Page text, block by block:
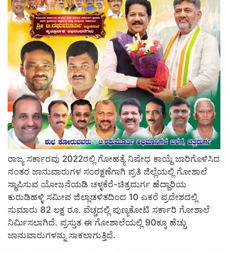
ರಾಜ್ಯ ಸರ್ಕಾರವು 2022ರಲ್ಲಿ ಗೋಹತ್ಯೆ ನಿಷೇಧ ಕಾಯ್ದೆ ಜಾರಿಗೊಳಿಸಿದ
ನಂತರ ಜಾನುವಾರುಗಳ ಸಂರಕ್ಷಣೆಗಾಗಿ ಪ್ರತಿ ಜಿಲ್ಲೆಯಲ್ಲಿ ಗೋಶಾಲೆ
ಸ್ಥಾಪಿಸುವ ಯೋಜನೆಯಡಿ ಚಳ್ಳಕೆರೆ-ಚಿತ್ರದುರ್ಗ ಹೆದ್ದಾರಿಯ
ಕುರುಡಿಹಳ್ಳಿ ಸಮೀಪ ಜಿಲ್ಲಾಡಳಿತದಿಂದ 10 ಎಕರೆ ಪ್ರದೇಶದಲ್ಲಿ
ಸುಮಾರು 82 ಲಕ್ಷ ರೂ. ವೆಚ್ಚದಲ್ಲಿ ಪುಣ್ಯಕೋಟಿ ಸರ್ಕಾರಿ ಗೋಶಾಲೆ
ನಿರ್ಮಿಸಲಾಗಿದೆ. ಪ್ರಸ್ತುತ ಈ ಗೋಶಾಲೆಯಲ್ಲಿ 90ಕ್ಕೂ ಹೆಚ್ಚು
ಜಾನುವಾರುಗಳನ್ನು ಸಾಕಲಾಗುತ್ತಿದೆ.